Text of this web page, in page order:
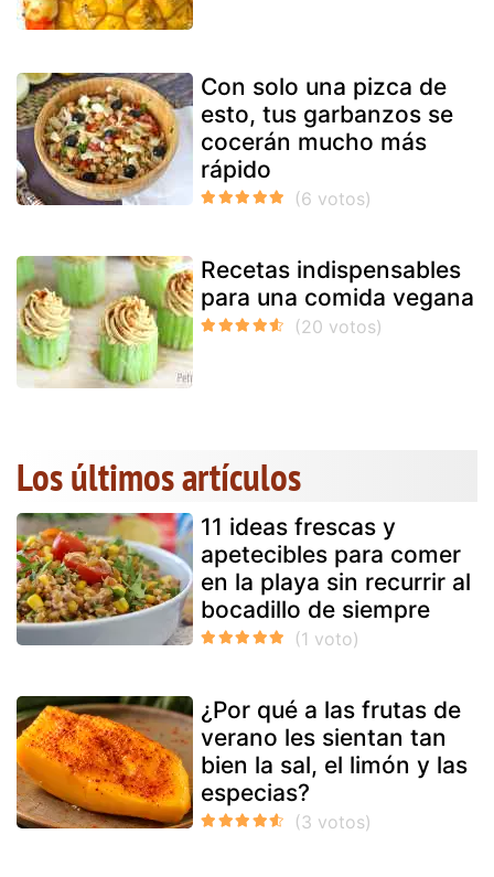
Con solo una pizca de
esto, tus garbanzos se
cocerán mucho más
rápido
Recetas indispensables
para una comida vegana
Los últimos artículos
11 ideas frescas y
apetecibles para comer
en la playa sin recurrir al
bocadillo de siempre
¿Por qué a las frutas de
verano les sientan tan
bien la sal, el limón y las
especias?